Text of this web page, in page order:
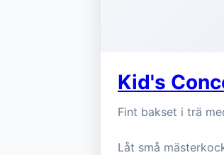
Kid's
Fint bakset i trä
Låt små